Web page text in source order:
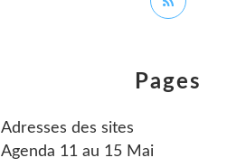
Pages
Adresses des sites
Agenda 11 au 15 Mai